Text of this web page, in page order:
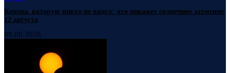
Корона, которую никто не видел: что покажет солнечное затмение
12 августа
09.08.2026